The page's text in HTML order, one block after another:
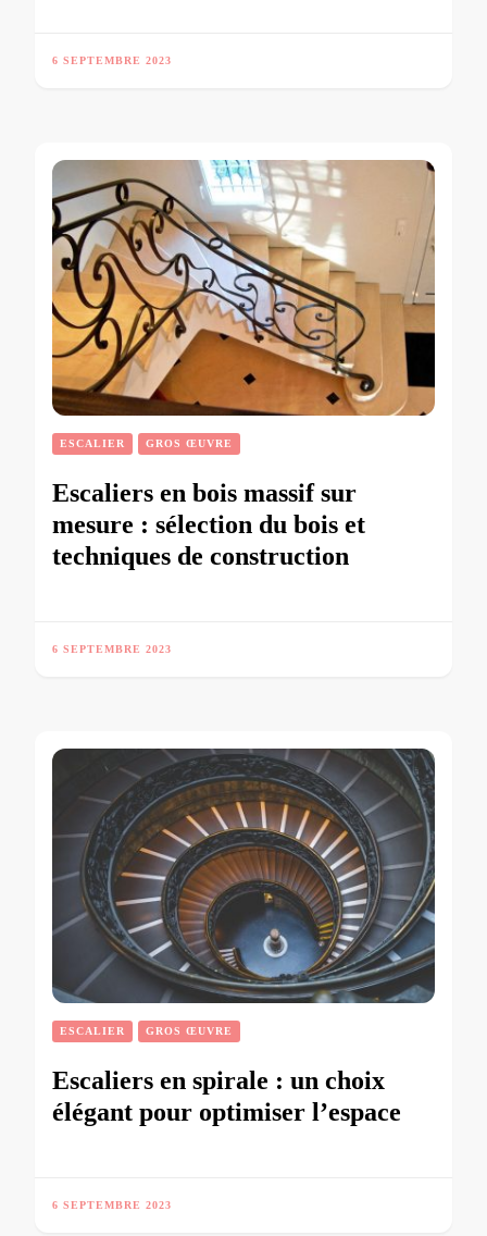
6 SEPTEMBRE 2023
ESCALIER GROS ŒUVRE
Escaliers en bois massif sur
mesure : sélection du bois et
techniques de construction
6 SEPTEMBRE 2023
ESCALIER GROS ŒUVRE
Escaliers en spirale : un choix
élégant pour optimiser l’espace
6 SEPTEMBRE 2023